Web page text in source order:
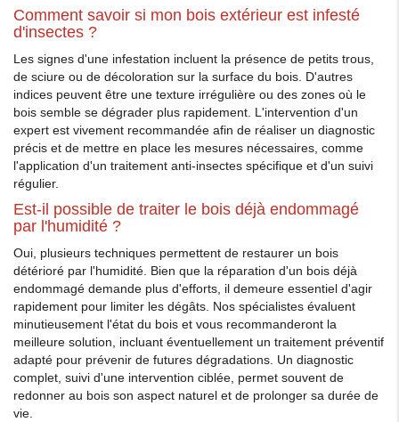
Comment savoir si mon bois extérieur est infesté
d'insectes ?
Les signes d'une infestation incluent la présence de petits trous,
de sciure ou de décoloration sur la surface du bois. D'autres
indices peuvent être une texture irrégulière ou des zones où le
bois semble se dégrader plus rapidement. L'intervention d'un
expert est vivement recommandée afin de réaliser un diagnostic
précis et de mettre en place les mesures nécessaires, comme
l'application d'un traitement anti-insectes spécifique et d'un suivi
régulier.
Est-il possible de traiter le bois déjà endommagé
par l'humidité ?
Oui, plusieurs techniques permettent de restaurer un bois
détérioré par l'humidité. Bien que la réparation d'un bois déjà
endommagé demande plus d'efforts, il demeure essentiel d'agir
rapidement pour limiter les dégâts. Nos spécialistes évaluent
minutieusement l'état du bois et vous recommanderont la
meilleure solution, incluant éventuellement un traitement préventif
adapté pour prévenir de futures dégradations. Un diagnostic
complet, suivi d'une intervention ciblée, permet souvent de
redonner au bois son aspect naturel et de prolonger sa durée de
vie.